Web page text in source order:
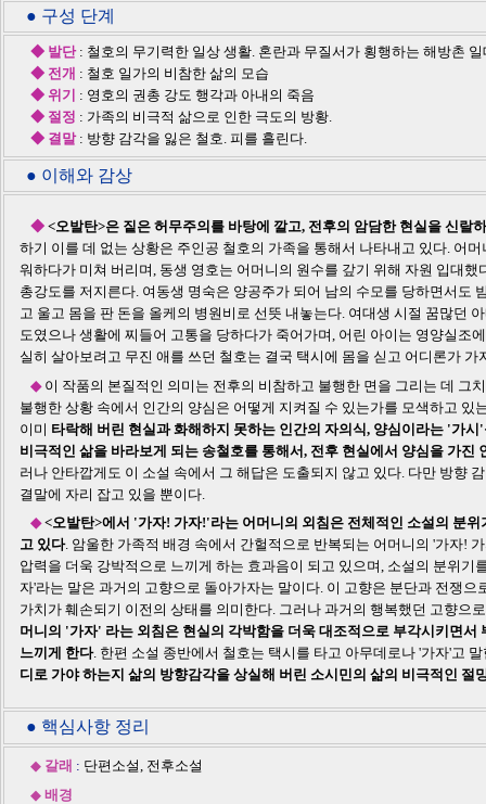
● 구성 단계
◆ 발단: 철호의 무기력한 일상 생활. 혼란과 무질서가 횡행하는 해방촌
◆ 전개 : 철호 일가의 비참한 삶의 모습
◆ 위기 : 영호의 권총 강도 행각과 아내의 죽음
◆ 절정 : 가족의 비극적 삶으로 인한 극도의 방황.
◆ 결말: 방향 감각을 잃은 철호. 피를 흘린다.
● 이해와 감상
◆<오발탄>은 짙은 허무주의를 바탕에 깔고, 전후의 암담한 현실을 신랄
하기 이를 데 없는 상황은 주인공 철호의 가족을 통해서 나타내고 있다. 어
워하다가 미쳐 버리며, 동생 영호는 어머니의 원수를 갚기 위해 자원 입대
총강도를 저지른다. 여동생 명숙은 양공주가 되어 남의 수모를 당하면서도
고 울고 몸을 판 돈을 올케의 병원비로 선뜻 내놓는다. 여대생 시절 꿈많던
도였으나 생활에 찌들어 고통을 당하다가 죽어가며, 어린 아이는 영양실조
실히 살아보려고 무진 애를 쓰던 철호는 결국 택시에 몸을 싣고 어디론가 가
◆이 작품의 본질적인 의미는 전후의 비참하고 불행한 면을 그리는 데 그
불행한 상황 속에서 인간의 양심은 어떻게 지켜질 수 있는가를 모색하고 있
이미 타락해 버린 현실과 화해하지 못하는 인간의 자의식, 양심이라는 '가
비극적인 삶을 바라보게 되는 송철호를 통해서, 전후 현실에서 양심을 가진
러나 안타깝게도 이 소설 속에서 그 해답은 도출되지 않고 있다. 다만 방향
결말에 자리 잡고 있을 뿐이다.
◆<오발탄>에서 '가자! 가자!'라는 어머니의 외침은 전체적인 소설의 분
고 있다. 암울한 가족적 배경 속에서 간헐적으로 반복되는 어머니의 '가자!
압력을 더욱 강박적으로 느끼게 하는 효과음이 되고 있으며, 소설의 분위기
자'라는 말은 과거의 고향으로 돌아가자는 말이다. 이 고향은 분단과 전쟁으
가치가 훼손되기 이전의 상태를 의미한다. 그러나 과거의 행복했던 고향으
머니의 '가자' 라는 외침은 현실의 각박함을 더욱 대조적으로 부각시키면서
느끼게 한다. 한편 소설 종반에서 철호는 택시를 타고 아무데로나 '가자'고
디로 가야 하는지 삶의 방향감각을 상실해 버린 소시민의 삶의 비극적인 절
● 핵심사항 정리
◆ 갈래 : 단편소설, 전후소설
◆ 배경